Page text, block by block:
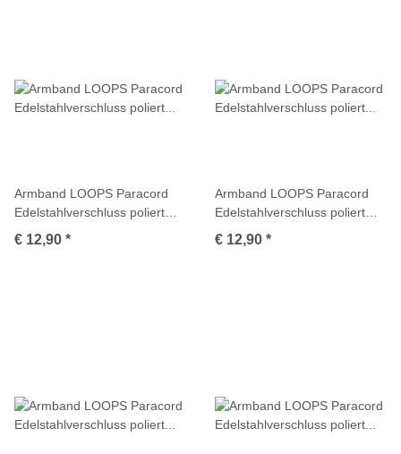
Armband LOOPS Paracord
Edelstahlverschluss poliert
Multicolor
€ 12,90 *
Armband LOOPS Paracord
Edelstahlverschluss poliert
Multicolor
€ 12,90 *